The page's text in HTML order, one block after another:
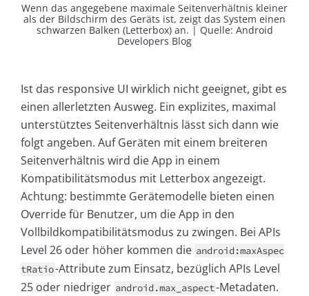
Wenn das angegebene maximale Seitenverhältnis kleiner
als der Bildschirm des Geräts ist, zeigt das System einen
schwarzen Balken (Letterbox) an. | Quelle: Android
Developers Blog
Ist das responsive UI wirklich nicht geeignet, gibt es
einen allerletzten Ausweg. Ein explizites, maximal
unterstütztes Seitenverhältnis lässt sich dann wie
folgt angeben. Auf Geräten mit einem breiteren
Seitenverhältnis wird die App in einem
Kompatibilitätsmodus mit Letterbox angezeigt.
Achtung: bestimmte Gerätemodelle bieten einen
Override für Benutzer, um die App in den
Vollbildkompatibilitätsmodus zu zwingen. Bei APIs
Level 26 oder höher kommen die android:maxAspec
tRatio-Attribute zum Einsatz, bezüglich APIs Level
25 oder niedriger android.max_aspect-Metadaten.